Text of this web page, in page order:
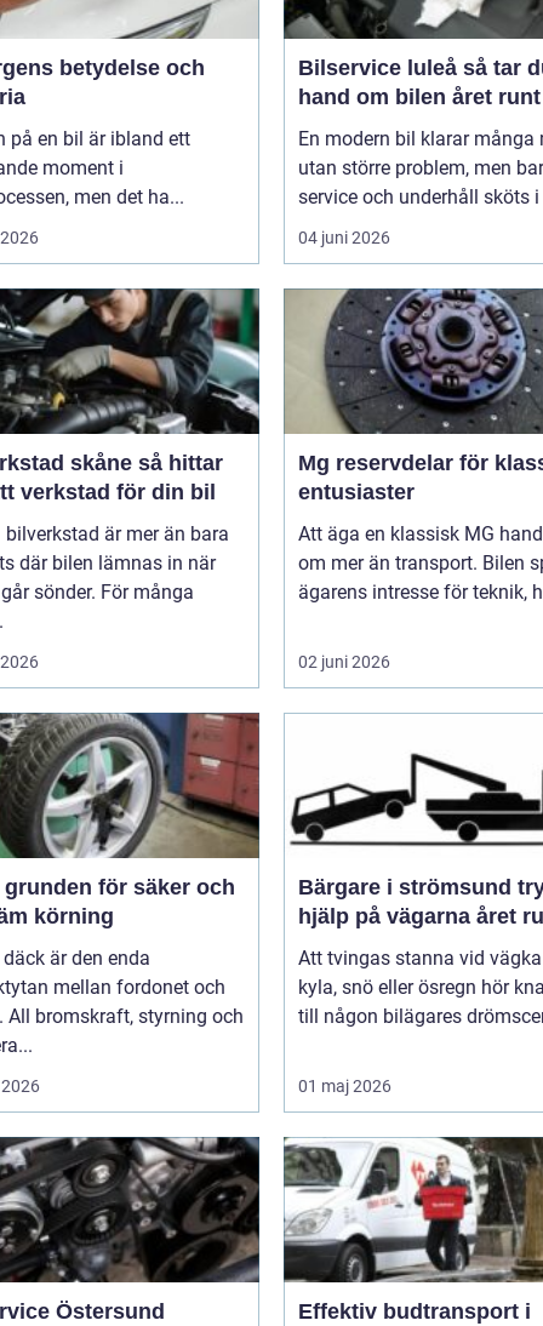
betydelse och
på en bil är ibland ett
moment i
men det ha...
Bilservice luleå så tar du
hand om bilen året runt
En modern bil klarar många
utan större problem, men
service och underhåll sköts i
04 juni 2026
skåne så hittar
verkstad för din bil
bilverkstad är mer än bara
där bilen lämnas in när
sönder. För många
Mg reservdelar för
entusiaster
Att äga en klassisk MG
om mer än transport. Bilen
ägarens intresse för teknik,
02 juni 2026
körning
är den enda
mellan fordonet och
All bromskraft, styrning och
Bärgare i strömsund trygg
hjälp på vägarna året
Att tvingas stanna vid
kyla, snö eller ösregn hör
till någon bilägares
01 maj 2026
Östersund
Effektiv budtransport i